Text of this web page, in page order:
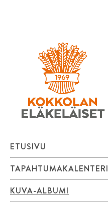
Kokkolan
Eläkeläiset
ry
ETUSIVU
TAPAHTUMAKALENTERI
KUVA-ALBUMI